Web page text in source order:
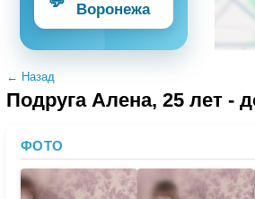
Воронежа
← Назад
Подруга Алена, 25 лет -
ФОТО